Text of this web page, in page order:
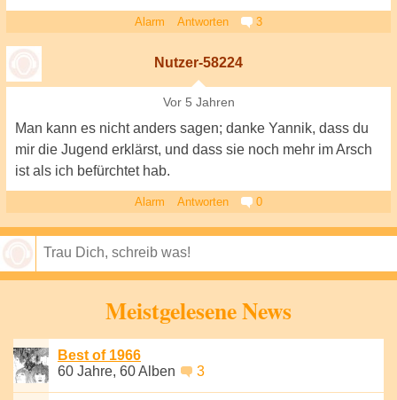
Alarm Antworten 3
Nutzer-58224
Vor 5 Jahren
Man kann es nicht anders sagen; danke Yannik, dass du
mir die Jugend erklärst, und dass sie noch mehr im Arsch
ist als ich befürchtet hab.
Alarm Antworten 0
Meistgelesene News
Best of 1966
60 Jahre, 60 Alben
3